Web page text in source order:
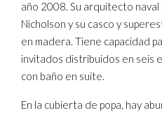
año 2008. Su arquitecto naval
Nicholson y su casco y
en madera. Tiene capacidad
invitados distribuidos en seis
con baño en suite.
En la cubierta de popa, hay